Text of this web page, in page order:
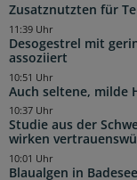
Zusatznutzten für
Desogestrel mit
assoziiert
11:39 Uhr
Auch seltene, milde
10:51 Uhr
Studie aus der
wirken
10:37 Uhr
Blaualgen in
10:01 Uhr